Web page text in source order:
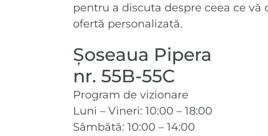
pentru a discuta despre ceea ce vă
ofertă personalizată.
Șoseaua Pipera
nr. 55B-55C
Program de vizionare
Luni – Vineri: 10:00 – 18:00
Sâmbătă: 10:00 – 14:00